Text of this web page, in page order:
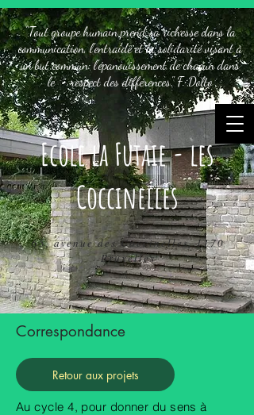
"Tout groupe humain prend sa richesse dans la
communication, l'entraide et la solidarité visant à
un but commun: l'épanouissement de chacun dans
le respect des différences." F. Dolto
Ecole la Futaie - les
Coccinelles
65, avenue des Coccinelles, 1170
Bruxelles
Correspondance
Retour aux projets
Au cycle 4, pour donner du sens à